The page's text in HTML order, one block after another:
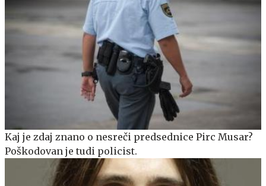
Kaj je zdaj znano o nesreči predsednice Pirc Musar?
Poškodovan je tudi policist.